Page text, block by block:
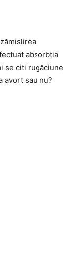
absorbția
se citi rugăciune
avort sau nu?